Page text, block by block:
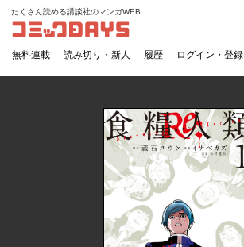
コミックDAYS
たくさん読める講談社のマンガWEB
無料連載 読み切り・新人 履歴 ログイン・登録